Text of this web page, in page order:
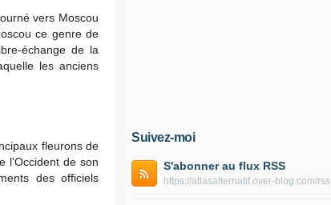
vers Moscou
ce genre de
échange de la
les anciens
fleurons de
l'Occident de son
des officiels
Suivez-moi
S'abonner au flux RSS
https://atlasalternatif.over-blog.com/rss